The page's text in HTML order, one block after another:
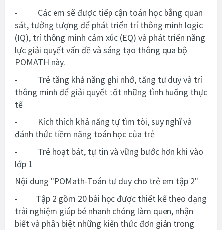
- Các em sẽ được tiếp cận toán học bằng quan
sát, tưởng tượng để phát triển trí thông minh logic
(IQ), trí thông minh cảm xúc (EQ) và phát triển năng
lực giải quyết vấn đề và sáng tạo thông qua bộ
POMATH này.
- Trẻ tăng khả năng ghi nhớ, tăng tư duy và trí
thông minh để giải quyết tốt những tình huống thực
tế
- Kích thích khả năng tự tìm tòi, suy nghĩ và
đánh thức tiềm năng toán học của trẻ
- Trẻ hoạt bát, tự tin và vững bước hơn khi vào
lớp 1
Nội dung "POMath-Toán tư duy cho trẻ em tập 2"
- Tập 2 gồm 20 bài học được thiết kế theo dạng
trải nghiệm giúp bé nhanh chóng làm quen, nhận
biết và phân biệt những kiến thức đơn giản trong